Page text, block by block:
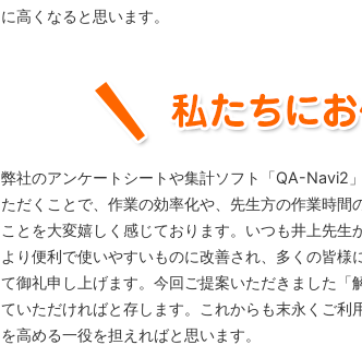
に高くなると思います。
弊社のアンケートシートや集計ソフト「QA-Navi2
ただくことで、作業の効率化や、先生方の作業時
ことを大変嬉しく感じております。いつも井上先
より便利で使いやすいものに改善され、多くの皆
て御礼申し上げます。今回ご提案いただきました
ていただければと存します。これからも末永くご
を高める一役を担えればと思います。